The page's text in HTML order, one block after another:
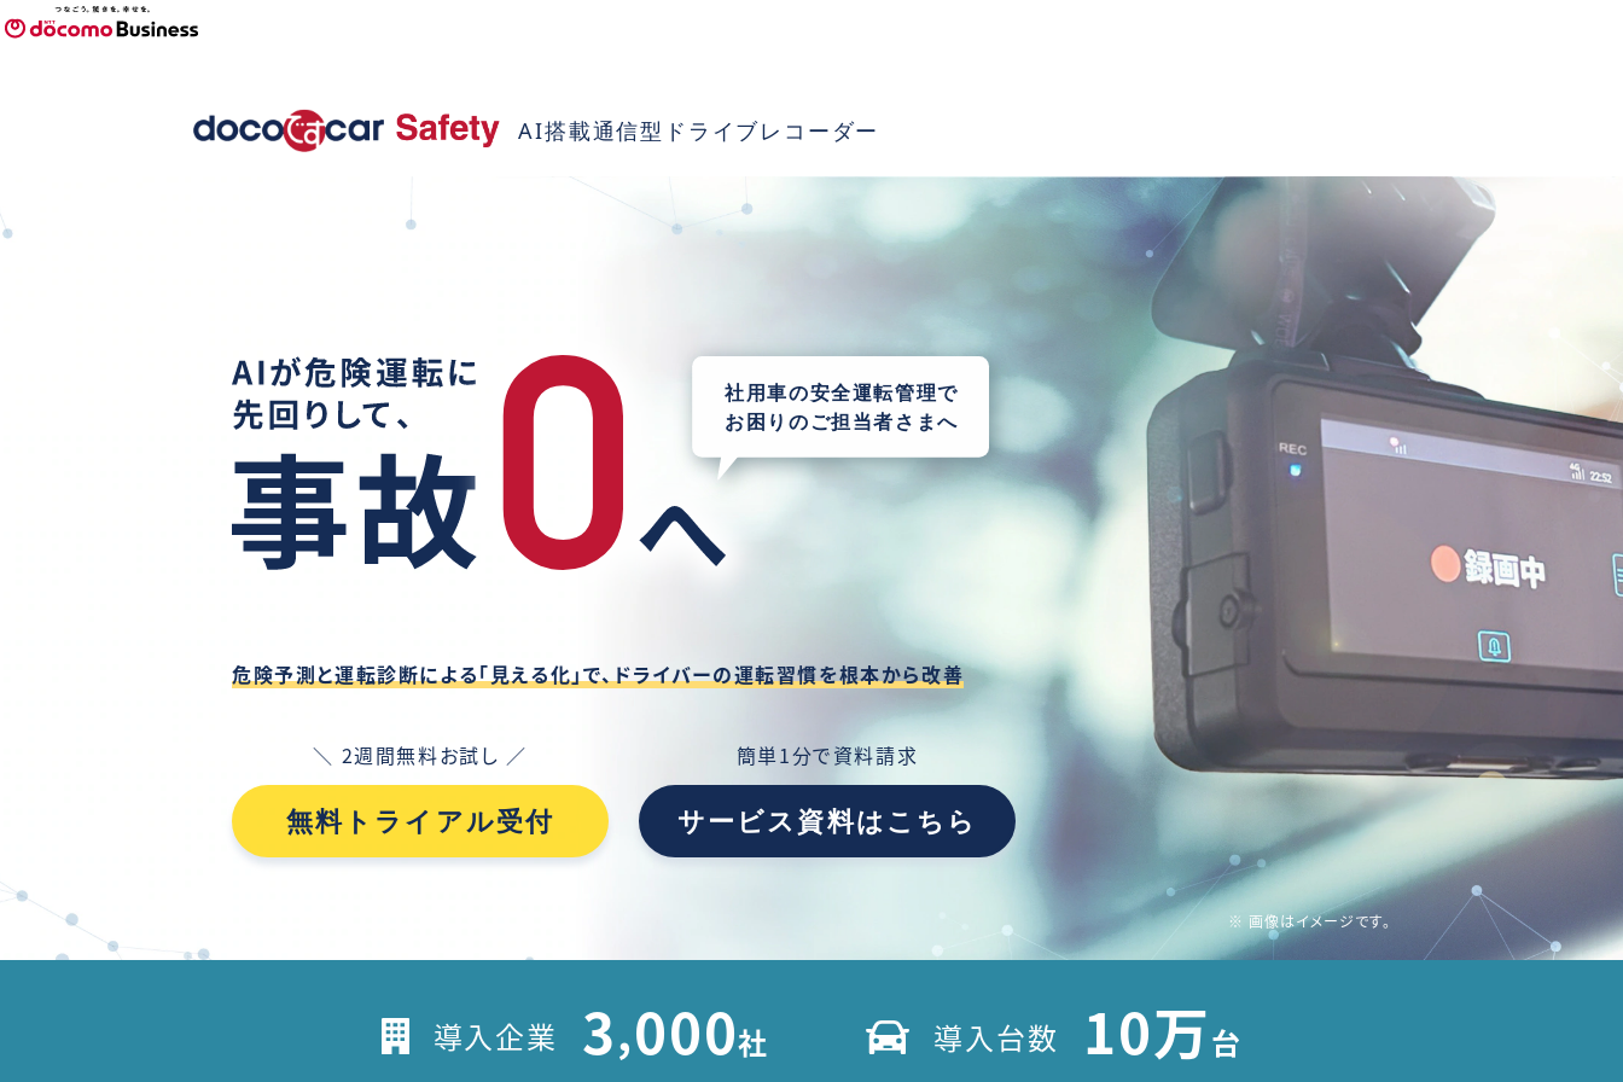
AI搭載通信型ドライブレコーダー
社用車の安全運転管理で
お困りのご担当者さまへ
危険予測と運転診断による「見える化」で、ドライバーの運転習慣を根本から改善
＼ 2週間無料お試し ／
無料トライアル受付
簡単1分で資料請求
サービス資料はこちら
※ 画像はイメージです。
導入企業 3,000社 導入台数 10万台